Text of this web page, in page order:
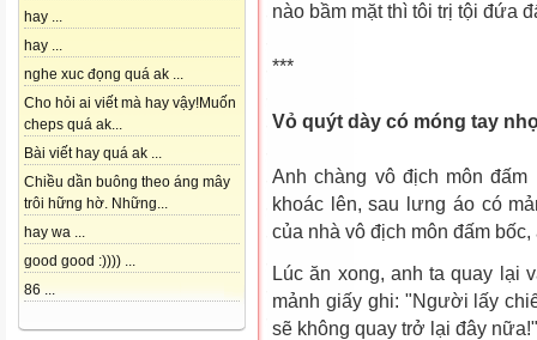
hay ...
hay ...
nghe xuc đọng quá ak ...
Cho hỏi ai viết mà hay vậy!Muốn
cheps quá ak...
Bài viết hay quá ak ...
Chiều dần buông theo áng mây
trôi hững hờ. Những...
hay wa ...
good good :)))) ...
86 ...
nào bầm mặt thì tôi trị tội đứa
***
Vỏ quýt dày có móng tay
Anh chàng vô địch môn
khoác lên, sau lưng áo có
của nhà vô địch môn đấm
Lúc ăn xong, anh ta quay lại
mảnh giấy ghi: "Người lấy
sẽ không quay trở lại đây